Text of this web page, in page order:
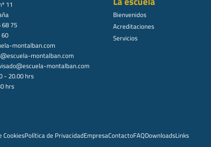
11
68 75
montalban.com
montalban.com
montalban.com
- 20.00 hrs
hrs
Bienvenidos
Acreditaciones
Servicios
CookiesPolítica de PrivacidadEmpresaContactoFAQDownloadsLinks